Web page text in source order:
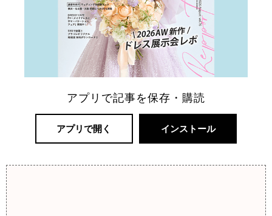
アプリで記事を保存・購読
アプリで開く インストール